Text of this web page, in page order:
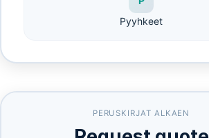
Pyyhkeet
PERUSKIRJAT ALKAEN